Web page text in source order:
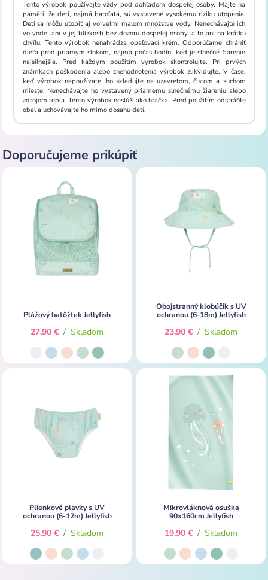
Tento výrobok používajte vždy pod dohľadom dospelej osoby. Majte na
pamäti, že deti, najmä batoľatá, sú vystavené vysokému riziku utopenia.
Deti sa môžu utopiť aj vo veľmi malom množstve vody. Nenechávajte ich
vo vode, ani v jej blízkosti bez dozoru dospelej osoby, a to ani na krátku
chvíľu. Tento výrobok nenahrádza opaľovací krém. Odporúčame chrániť
dieťa pred priamym slnkom, najmä počas hodín, keď je slnečné žiarenie
najsilnejšie. Pred každým použitím výrobok skontrolujte. Pri prvých
známkach poškodenia alebo znehodnotenia výrobok zlikvidujte. V čase,
keď výrobok nepoužívate, ho skladujte na uzavretom, čistom a suchom
mieste. Nenechávajte ho vystavený priamemu slnečnému žiareniu alebo
zdrojom tepla. Tento výrobok neslúži ako hračka. Pred použitím odstráňte
obal a uchovávajte ho mimo dosahu detí.
Doporučujeme prikúpiť
Plážový batôžtek Jellyfish
27,90 € / Skladom
Obojstranný klobúčik s UV
ochranou (6-18m) Jellyfish
23,90 € / Skladom
Plienkové plavky s UV
ochranou (6-12m) Jellyfish
25,90 € / Skladom
Mikrovláknová osuška
90x160cm Jellyfish
19,90 € / Skladom